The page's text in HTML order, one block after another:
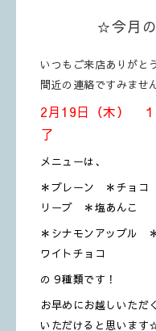
☆今月
いつもご来店ありがと
間近の連絡ですみませ
2月19日（木） １
了
メニューは、
＊プレーン ＊チョ
リーブ ＊塩あんこ
＊シナモンアップル
ワイトチョコ
の９種類です！
お早めにお越しいただ
いただけると思います